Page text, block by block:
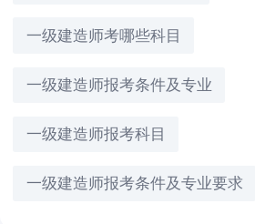
一级建造师考哪些科目
一级建造师报考条件及专业
一级建造师报考科目
一级建造师报考条件及专业要求